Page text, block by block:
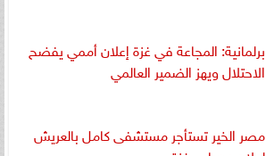
برلمانية: المجاعة في غزة إعلان أممي يفضح
الاحتلال ويهز الضمير العالمي
مصر الخير تستأجر مستشفى كامل بالعريش